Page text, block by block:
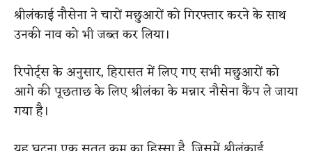
श्रीलंकाई नौसेना ने चारों मछुआरों को गिरफ्तार करने के साथ
उनकी नाव को भी जब्त कर लिया।
रिपोर्ट्स के अनुसार, हिरासत में लिए गए सभी मछुआरों को
आगे की पूछताछ के लिए श्रीलंका के मन्नार नौसेना कैंप ले जाया
गया है।